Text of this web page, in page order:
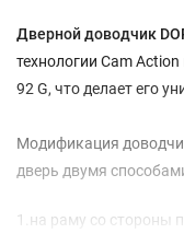
Дверной доводчик
технологии Cam
92 G, что делает его
Модификация
дверь двумя
1.на раму со стороны